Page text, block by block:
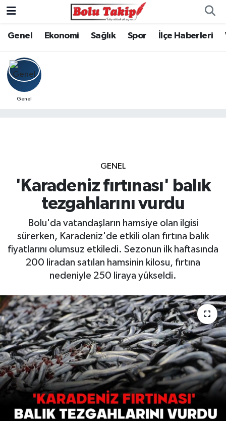
Genel Ekonomi Sağlık Spor İlçe Haberleri
Genel
GENEL
'Karadeniz fırtınası' balık
tezgahlarını vurdu
Bolu'da vatandaşların hamsiye olan ilgisi
sürerken, Karadeniz'de etkili olan fırtına balık
fiyatlarını olumsuz etkiledi. Sezonun ilk haftasında
200 liradan satılan hamsinin kilosu, fırtına
nedeniyle 250 liraya yükseldi.